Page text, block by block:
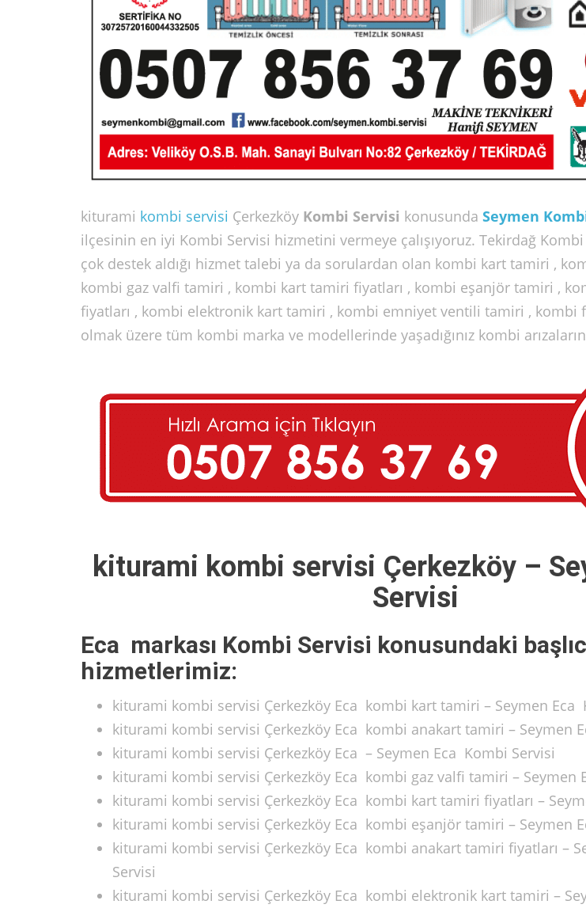
kiturami kombi servisi Çerkezköy Kombi Servisi konusunda Seymen
ilçesinin en iyi Kombi Servisi hizmetini vermeye çalışıyoruz. Tekirdağ
çok destek aldığı hizmet talebi ya da sorulardan olan kombi kart tamiri ,
kombi gaz valfi tamiri , kombi kart tamiri fiyatları , kombi eşanjör tamiri ,
fiyatları , kombi elektronik kart tamiri , kombi emniyet ventili tamiri , kombi
olmak üzere tüm kombi marka ve modellerinde yaşadığınız kombi
kiturami kombi servisi Çerkezköy –
Servisi
Eca markası Kombi Servisi konusundaki
hizmetlerimiz:
kiturami kombi servisi Çerkezköy Eca kombi kart tamiri – Seymen Eca
kiturami kombi servisi Çerkezköy Eca kombi anakart tamiri – Seymen
kiturami kombi servisi Çerkezköy Eca – Seymen Eca Kombi Servisi
kiturami kombi servisi Çerkezköy Eca kombi gaz valfi tamiri – Seymen
kiturami kombi servisi Çerkezköy Eca kombi kart tamiri fiyatları –
kiturami kombi servisi Çerkezköy Eca kombi eşanjör tamiri – Seymen
kiturami kombi servisi Çerkezköy Eca kombi anakart tamiri fiyatları –
Servisi
kiturami kombi servisi Çerkezköy Eca kombi elektronik kart tamiri –